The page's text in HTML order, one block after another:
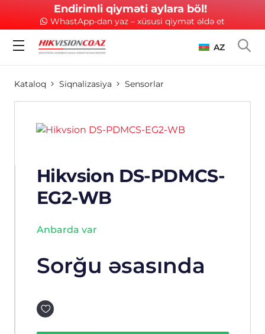
Endirimli qiyməti aylara böl!
WhastApp-dan yaz – xüsusi qiymət əldə et
AZ
Kataloq Siqnalizasiya Sensorlar
Hikvsion DS-PDMCS-
EG2-WB
Anbarda var
Sorğu əsasında